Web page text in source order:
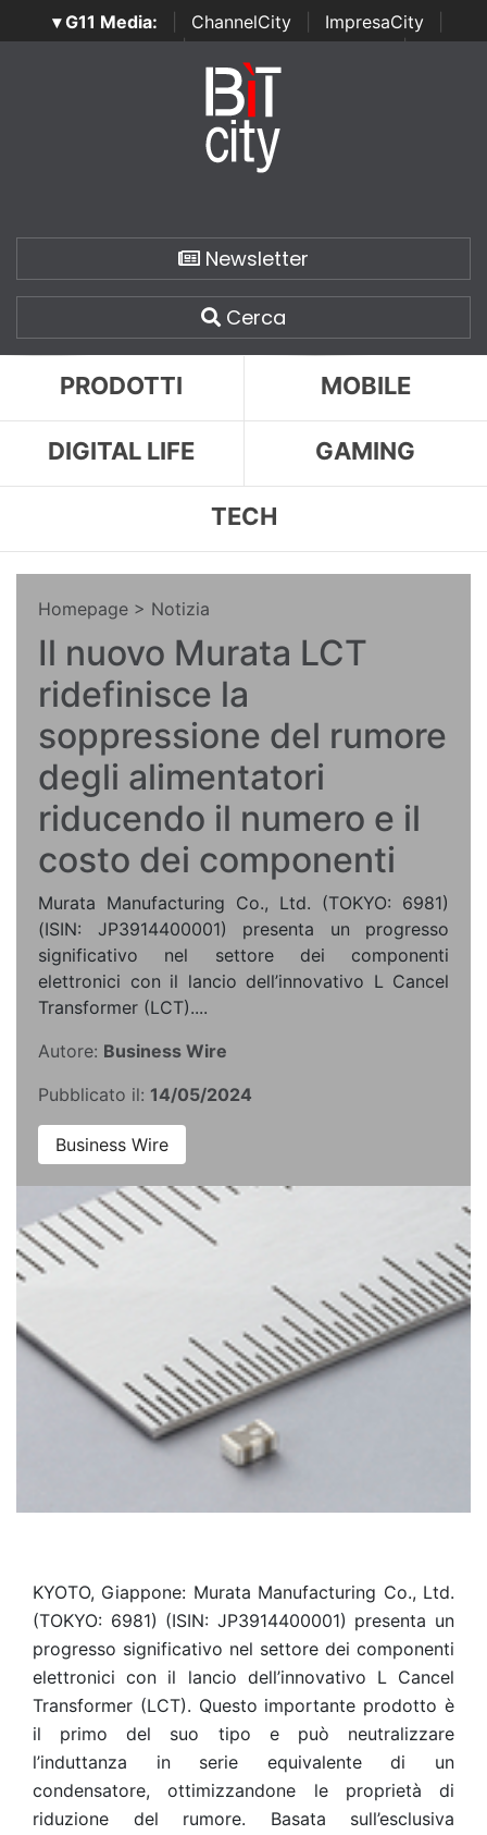
▾ G11 Media: ChannelCity ImpresaCity
SecurityOpenLab | Italian Channel Awards | Italian
Italian Security Awards
Newsletter
Cerca
PRODOTTI MOBILE
DIGITAL LIFE GAMING
TECH
Homepage > Notizia
Il nuovo Murata LCT
ridefinisce la
soppressione del rumore
degli alimentatori
riducendo il numero e il
costo dei componenti
Murata Manufacturing Co., Ltd. (TOKYO: 6981)
(ISIN: JP3914400001) presenta un progresso
significativo nel settore dei componenti
elettronici con il lancio dell’innovativo L Cancel
Transformer (LCT)....
Autore: Business Wire
Pubblicato il: 14/05/2024
Business Wire
KYOTO, Giappone: Murata Manufacturing Co., Ltd.
(TOKYO: 6981) (ISIN: JP3914400001) presenta un
progresso significativo nel settore dei componenti
elettronici con il lancio dell’innovativo L Cancel
Transformer (LCT). Questo importante prodotto è
il primo del suo tipo e può neutralizzare
l’induttanza in serie equivalente di un
condensatore, ottimizzandone le proprietà di
riduzione del rumore. Basata sull’esclusiva